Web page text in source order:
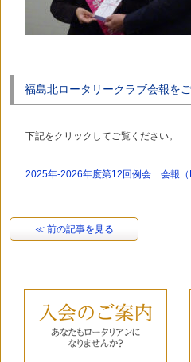
福島北ロータリークラブ会報を
下記をクリックしてご覧ください。
2025年-2026年度第12回例会 会報（
≪ 前の記事を見る